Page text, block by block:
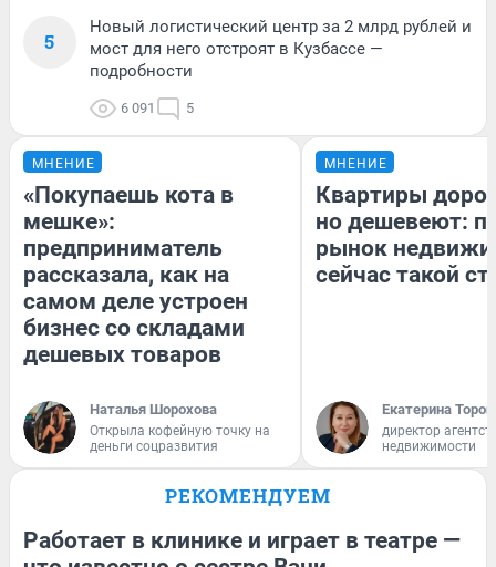
5
Новый логистический центр за 2 млрд рублей и
мост для него отстроят в Кузбассе —
подробности
6 091 5
МНЕНИЕ
«Покупаешь кота в
мешке»:
предприниматель
рассказала, как на
самом деле устроен
бизнес со складами
дешевых товаров
Наталья Шорохова
Открыла кофейную точку на
деньги соцразвития
МНЕНИЕ
Квартиры
но дешевеют:
рынок
сейчас такой
Екатерина
директор
недвижимости
РЕКОМЕНДУЕМ
Работает в клинике и играет в театре —